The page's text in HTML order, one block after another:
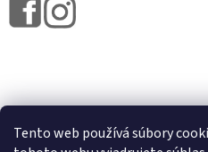
Tento web používá súbory